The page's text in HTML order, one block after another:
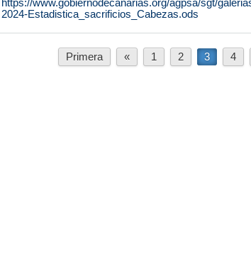
https://www.gobiernodecanarias.org/agpsa/sgt/
2024-Estadistica_sacrificios_Cabezas.ods
Primera « 1 2 3 4